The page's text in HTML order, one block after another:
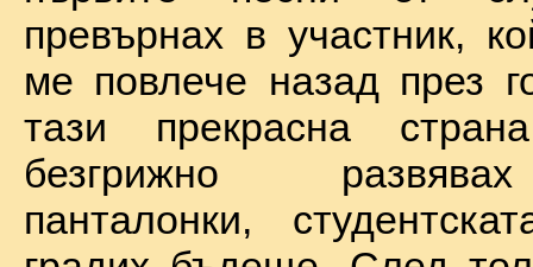
превърнах в участник,
ме повлече назад през
тази прекрасна
безгрижно
панталонки,